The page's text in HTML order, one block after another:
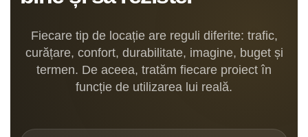
Fiecare tip de locație are reguli diferite: trafic,
curățare, confort, durabilitate, imagine, buget și
termen. De aceea, tratăm fiecare proiect în
funcție de utilizarea lui reală.